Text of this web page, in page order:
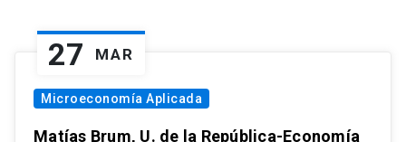
27 MAR
Microeconomía Aplicada
Matías Brum, U. de la República-Economía